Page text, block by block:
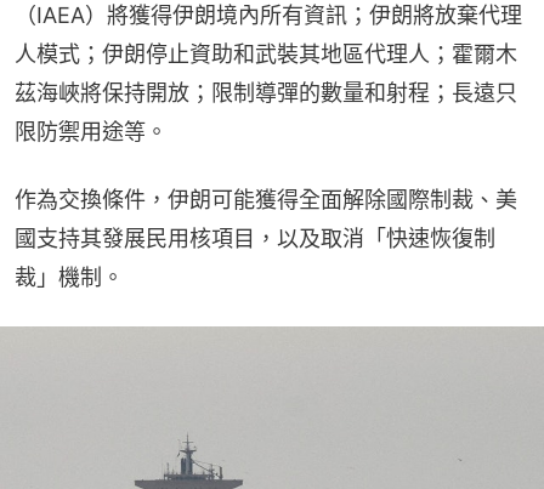
（IAEA）將獲得伊朗境內所有資訊；伊朗將放棄代理
人模式；伊朗停止資助和武裝其地區代理人；霍爾木
茲海峽將保持開放；限制導彈的數量和射程；長遠只
限防禦用途等。
作為交換條件，伊朗可能獲得全面解除國際制裁、美
國支持其發展民用核項目，以及取消「快速恢復制
裁」機制。